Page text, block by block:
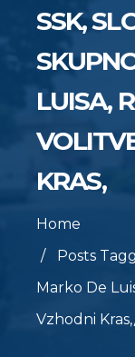
SSK,
LUISA,
KRAS,
Home
Posts
Marko De
Vzhodni